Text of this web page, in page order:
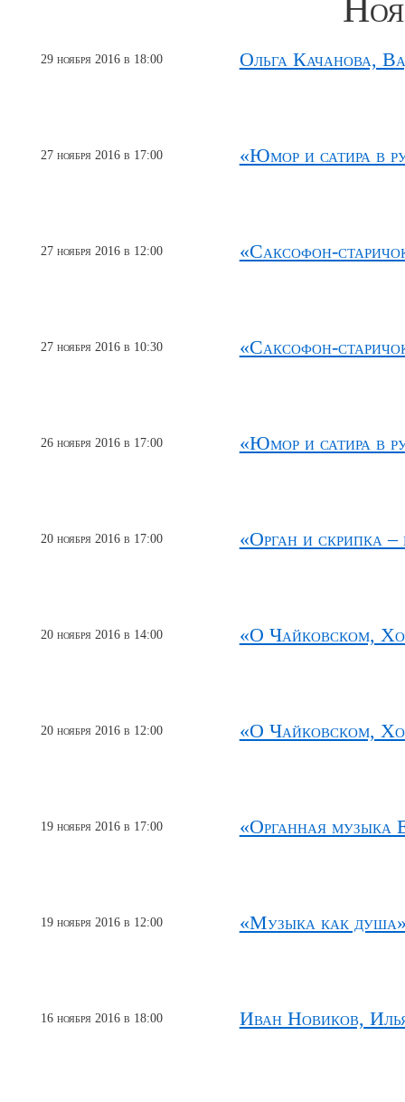
29 ноября 2016 в 18:00 Ольга Качанова,
27 ноября 2016 в 17:00 «Юмор и сатира в
27 ноября 2016 в 12:00 «Саксофон-
27 ноября 2016 в 10:30 «Саксофон-
26 ноября 2016 в 17:00 «Юмор и сатира в
20 ноября 2016 в 17:00 «Орган и скрипка
20 ноября 2016 в 14:00 «О Чайковском,
20 ноября 2016 в 12:00 «О Чайковском,
19 ноября 2016 в 17:00 «Органная музыка
19 ноября 2016 в 12:00 «Музыка как
16 ноября 2016 в 18:00 Иван Новиков,